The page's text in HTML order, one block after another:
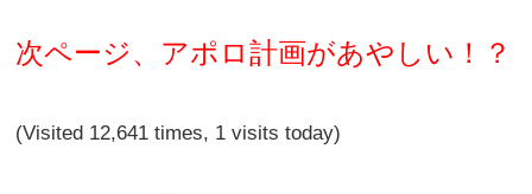
次ページ、アポロ計画があやしい！？
(Visited 12,641 times, 1 visits today)